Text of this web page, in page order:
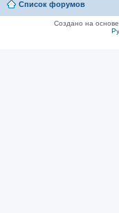
Список форумов
Создано на основе